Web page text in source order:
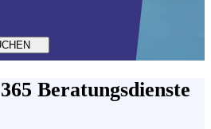
Beratungsdienste